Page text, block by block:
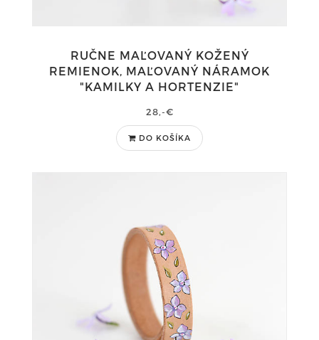
RUČNE MAĽOVANÝ KOŽENÝ
REMIENOK, MAĽOVANÝ NÁRAMOK
"KAMILKY A HORTENZIE"
28,-€
DO KOŠÍKA